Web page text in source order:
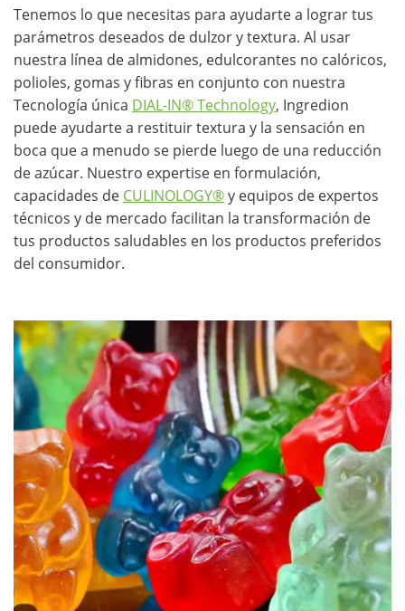
Tenemos lo que necesitas para ayudarte a lograr tus
parámetros deseados de dulzor y textura. Al usar
nuestra línea de almidones, edulcorantes no calóricos,
polioles, gomas y fibras en conjunto con nuestra
Tecnología única DIAL-IN® Technology, Ingredion
puede ayudarte a restituir textura y la sensación en
boca que a menudo se pierde luego de una reducción
de azúcar. Nuestro expertise en formulación,
capacidades de CULINOLOGY®y equipos de expertos
técnicos y de mercado facilitan la transformación de
tus productos saludables en los productos preferidos
del consumidor.